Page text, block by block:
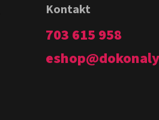
Kontakt
eshop@
703 615 958